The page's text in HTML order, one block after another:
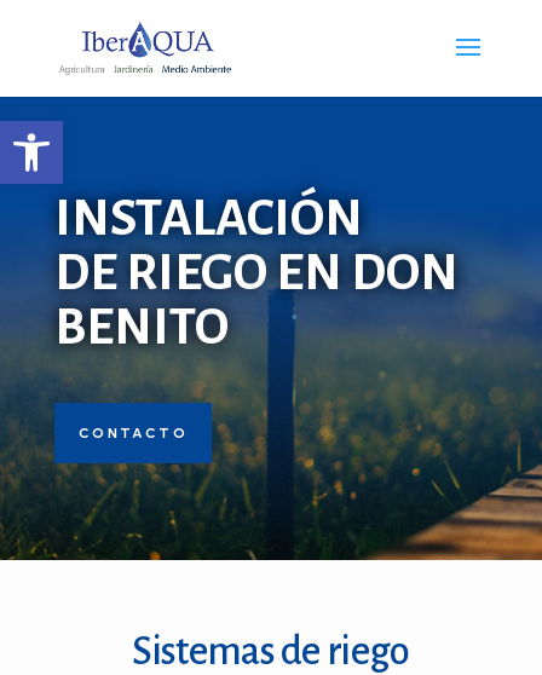
Abrir barra de herramientas
INSTALACIÓN
DE RIEGO EN DON
BENITO
CONTACTO
Sistemas de riego